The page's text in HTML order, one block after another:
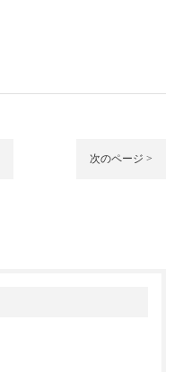
次のページ >